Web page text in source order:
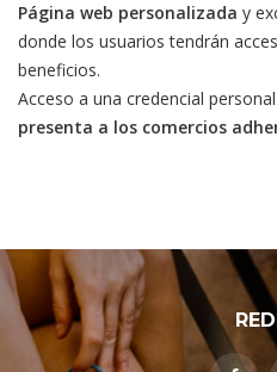
Página web personalizada y
donde los usuarios tendrán
beneficios.
Acceso a una credencial
presenta a los comercios